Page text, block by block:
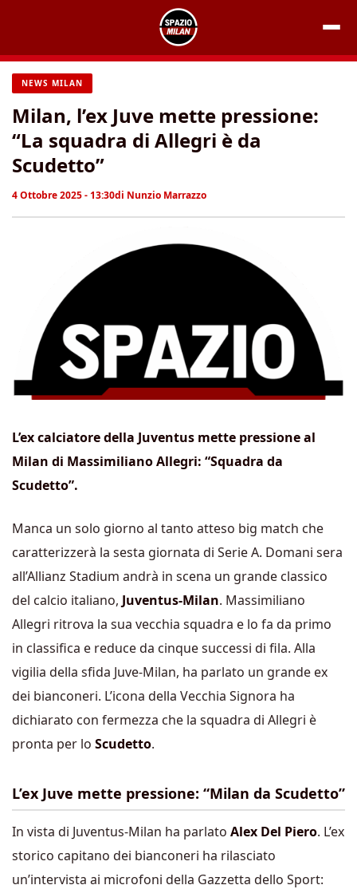
contenuto
NEWS MILAN
Milan, l’ex Juve mette pressione:
“La squadra di Allegri è da
Scudetto”
4 Ottobre 2025 - 13:30di Nunzio Marrazzo
L’ex calciatore della Juventus mette pressione al
Milan di Massimiliano Allegri: “Squadra da
Scudetto”.
Manca un solo giorno al tanto atteso big match che
caratterizzerà la sesta giornata di Serie A. Domani sera
all’Allianz Stadium andrà in scena un grande classico
del calcio italiano, Juventus-Milan. Massimiliano
Allegri ritrova la sua vecchia squadra e lo fa da primo
in classifica e reduce da cinque successi di fila. Alla
vigilia della sfida Juve-Milan, ha parlato un grande ex
dei bianconeri. L’icona della Vecchia Signora ha
dichiarato con fermezza che la squadra di Allegri è
pronta per lo Scudetto.
L’ex Juve mette pressione: “Milan da Scudetto”
In vista di Juventus-Milan ha parlato Alex Del Piero. L’ex
storico capitano dei bianconeri ha rilasciato
un’intervista ai microfoni della Gazzetta dello Sport: